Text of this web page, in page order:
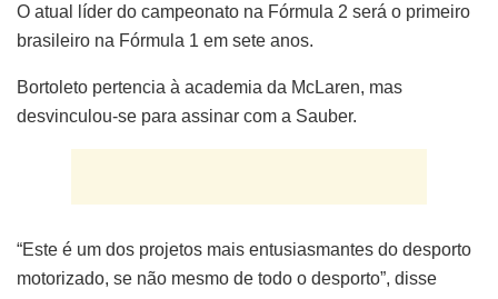
O atual líder do campeonato na Fórmula 2 será o primeiro
brasileiro na Fórmula 1 em sete anos.
Bortoleto pertencia à academia da McLaren, mas
desvinculou-se para assinar com a Sauber.
“Este é um dos projetos mais entusiasmantes do desporto
motorizado, se não mesmo de todo o desporto”, disse